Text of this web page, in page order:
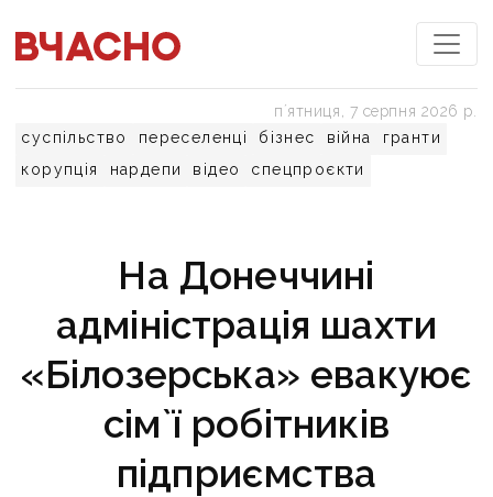
суспільство переселенці бізнес війна
гранти
корупція
нардепи відео спецпроєкти
пʼятниця, 7 серпня 2026 р.
На Донеччині
адміністрація шахти
«Білозерська» евакуює
сім`ї робітників
підприємства